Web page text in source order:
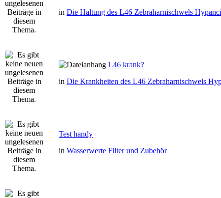
in Die Haltung des L46 Zebraharnischwels
L46 krank?
in Die Krankheiten des L46 Zebraharnischwels
Test handy
in Wasserwerte Filter und Zubehör